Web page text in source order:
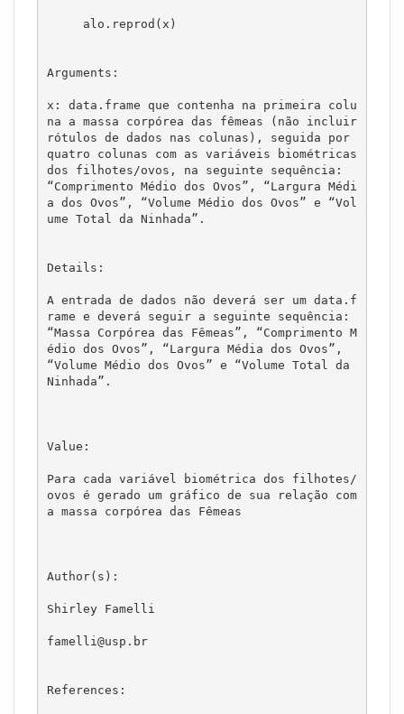
Arguments:
x: data.frame que contenha na primeira colu
na a massa corpórea das fêmeas (não incluir
rótulos de dados nas colunas), seguida por
quatro colunas com as variáveis biométricas
dos filhotes/ovos, na seguinte sequência:
“Comprimento Médio dos Ovos”, “Largura Médi
a dos Ovos”, “Volume Médio dos Ovos” e “Vol
ume Total da Ninhada”.
Details:
A entrada de dados não deverá ser um data.f
rame e deverá seguir a seguinte sequência:
“Massa Corpórea das Fêmeas”, “Comprimento M
édio dos Ovos”, “Largura Média dos Ovos”,
“Volume Médio dos Ovos” e “Volume Total da
Ninhada”.
Value:
Para cada variável biométrica dos filhotes/
ovos é gerado um gráfico de sua relação com
a massa corpórea das Fêmeas
Author(s):
Shirley Famelli
famelli@usp.br
References: